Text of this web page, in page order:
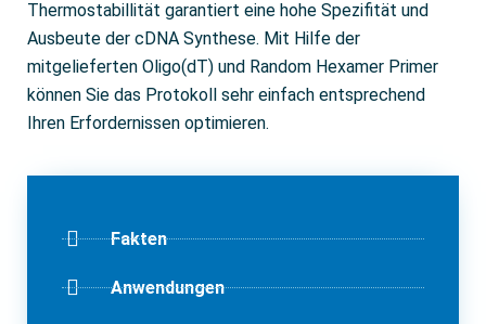
Thermostabillität garantiert eine hohe Spezifität und
Ausbeute der cDNA Synthese. Mit Hilfe der
mitgelieferten Oligo(dT) und Random Hexamer Primer
können Sie das Protokoll sehr einfach entsprechend
Ihren Erfordernissen optimieren.
Fakten
Anwendungen